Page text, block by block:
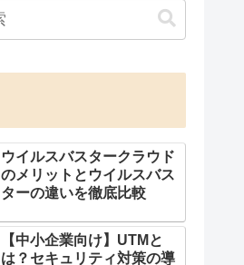
ウイルスバスタークラウド
のメリットとウイルスバス
ターの違いを徹底比較
【中小企業向け】UTMと
は？セキュリティ対策の導